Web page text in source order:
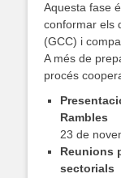
Aquesta fase
conformar els
(GCC) i
A més de
procés
Rambles
23 de
Reunions
sectorials